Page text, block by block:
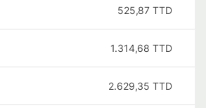
525,87 TTD
1.314,68 TTD
2.629,35 TTD